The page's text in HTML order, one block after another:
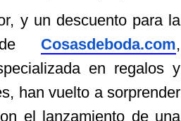
y un descuento para la
Cosasdeboda.com,
en regalos y
han vuelto a sorprender
el lanzamiento de una